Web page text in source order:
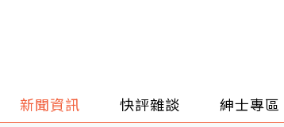
新聞資訊 快評雜談 紳士專區